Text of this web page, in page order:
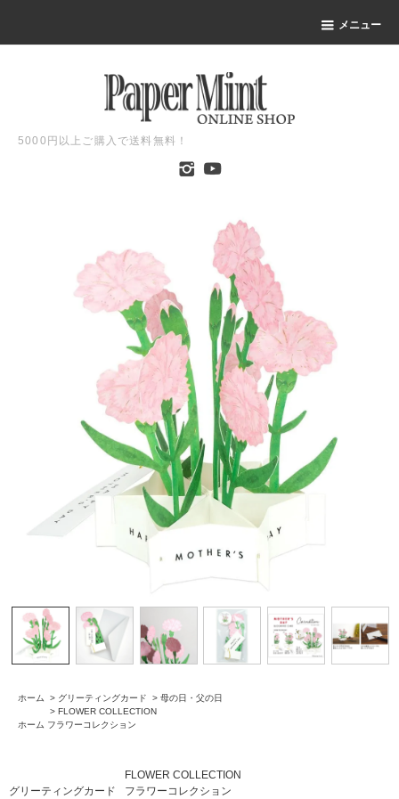
メニュー
5000円以上ご購入で送料無料！
ホーム > グリーティングカード > 母の日・父の日
ホーム
> FLOWER COLLECTION
フラワーコレクション
グリーティングカード
FLOWER COLLECTION
フラワーコレクション